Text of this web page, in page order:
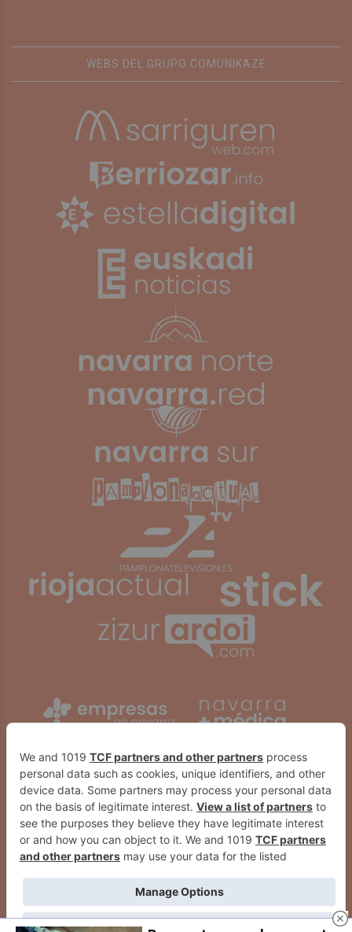
WEBS DEL GRUPO COMUNIKAZE